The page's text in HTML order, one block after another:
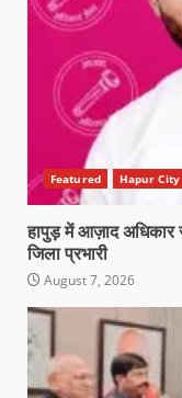
Featured Hapur City
हापुड़ में आज़ाद अधिकार
जिला प्रभारी
August 7, 2026